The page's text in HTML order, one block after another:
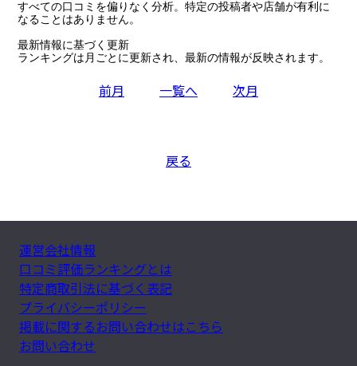
すべての口コミを偏りなく分析。特定の投稿者や店舗が有利に
なることはありません。
最新情報に基づく更新
ランキングは月ごとに更新され、最新の情報が反映されます。
前月 一覧へ 次月
戻る
運営会社情報
口コミ評価ランキングとは
特定商取引法に基づく表記
プライバシーポリシー
掲載に関するお問い合わせはこちら
お問い合わせ